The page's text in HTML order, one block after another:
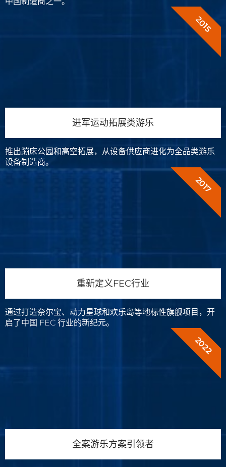
进军运动拓展类游乐
推出蹦床公园和高空拓展，从设备供应商进化为全品类游乐
设备制造商。
2015
重新定义FEC行业
通过打造奈尔宝、动力星球和欢乐岛等地标性旗舰项目，开
启了中国 FEC 行业的新纪元。
2017
全案游乐方案引领者
2022